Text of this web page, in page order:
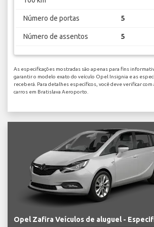
Número de portas 5
Número de assentos 5
As especificações mostradas são apenas para fins
garantir o modelo exato do veículo Opel Insignia e as
receberá. Para detalhes específicos, você deve verificar
carros em Bratislava Aeroporto.
Opel Zafira Veículos de aluguel -